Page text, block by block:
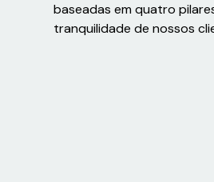
baseadas em quatro
tranquilidade de nossos